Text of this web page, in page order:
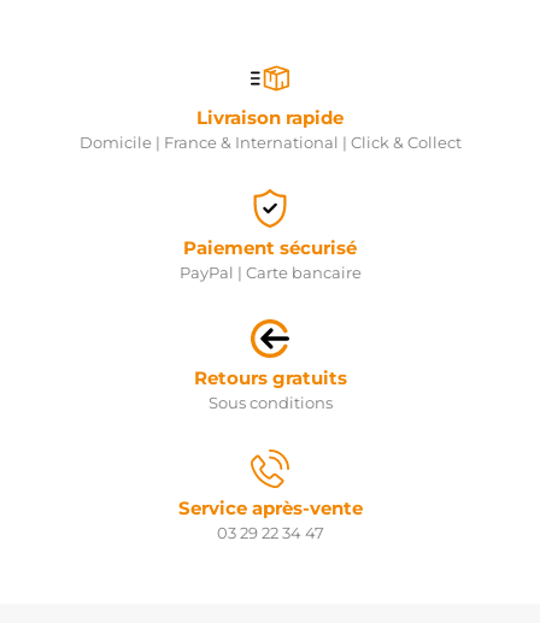
Livraison rapide
Domicile | France & International | Click & Collect
Paiement sécurisé
PayPal | Carte bancaire
Retours gratuits
Sous conditions
Service après-vente
03 29 22 34 47